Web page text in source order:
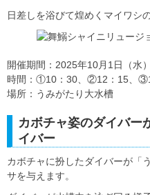
日差しを浴びて煌めくマイワシ
開催期間：2025年10月1日（水
時間：①10：30、②12：15、
場所：うみがたり大水槽
カボチャ姿のダイバー
イバー
カボチャに扮したダイバーが「
サを与えます。